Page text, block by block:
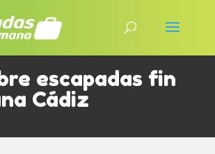
escapadas fin
Cádiz